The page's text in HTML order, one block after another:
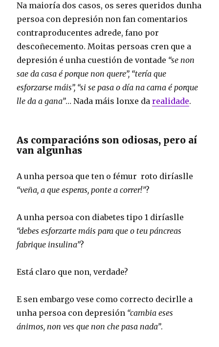
Na maioría dos casos, os seres queridos dunha
persoa con depresión non fan comentarios
contraproducentes adrede, fano por
descoñecemento. Moitas persoas cren que a
depresión é unha cuestión de vontade “se non
sae da casa é porque non quere”, “tería que
esforzarse máis”, “si se pasa o día na cama é porque
lle da a gana”… Nada máis lonxe darealidade.
As comparacións son odiosas, pero aí
van algunhas
A unha persoa que ten o fémur roto diríaslle
“veña, a que esperas, ponte a correr!”?
A unha persoa con diabetes tipo 1 diríaslle
“debes esforzarte máis para que o teu páncreas
fabrique insulina”?
Está claro que non, verdade?
E sen embargo vese como correcto decirlle a
unha persoa con depresión “cambia eses
ánimos, non ves que non che pasa nada”.